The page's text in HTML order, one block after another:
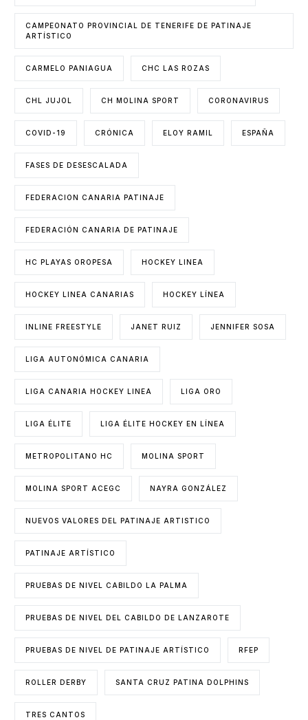
CAMPEONATO PROVINCIAL DE TENERIFE DE PATINAJE
ARTÍSTICO
CARMELO PANIAGUA CHC LAS ROZAS
CHL JUJOL CH MOLINA SPORT CORONAVIRUS
COVID-19 CRÓNICA ELOY RAMIL ESPAÑA
FASES DE DESESCALADA
FEDERACION CANARIA PATINAJE
FEDERACIÓN CANARIA DE PATINAJE
HC PLAYAS OROPESA HOCKEY LINEA
HOCKEY LINEA CANARIAS HOCKEY LÍNEA
INLINE FREESTYLE JANET RUIZ JENNIFER SOSA
LIGA AUTONÓMICA CANARIA
LIGA CANARIA HOCKEY LINEA LIGA ORO
LIGA ÉLITE LIGA ÉLITE HOCKEY EN LÍNEA
METROPOLITANO HC MOLINA SPORT
MOLINA SPORT ACEGC NAYRA GONZÁLEZ
NUEVOS VALORES DEL PATINAJE ARTISTICO
PATINAJE ARTÍSTICO
PRUEBAS DE NIVEL CABILDO LA PALMA
PRUEBAS DE NIVEL DEL CABILDO DE LANZAROTE
PRUEBAS DE NIVEL DE PATINAJE ARTÍSTICO RFEP
ROLLER DERBY SANTA CRUZ PATINA DOLPHINS
TRES CANTOS